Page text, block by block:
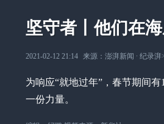
坚守者丨他们在
2021-02-12 21:14 来源： 澎湃新闻 ∙ 纪录湃
为响应“就地过年”，春节期间
一份力量。